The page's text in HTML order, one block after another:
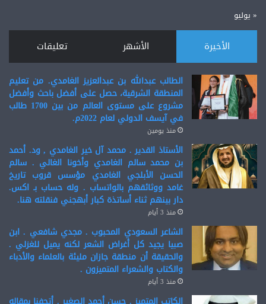
« يوليو
الأخيرة الأشهر تعليقات
الطالب عبدالله بن عبدالعزيز الغامدي. من تعليم
المنطقة الشرقية، حصل على أفضل باحث وأفضل
مشروع على مستوى العالم من بين 1700 طالب
في آيسف الدولي لعام 2022م.
منذ يومين
الأستاذ القدير . محمد آل خير الغامدي , ود. أحمد
بن محمد سالم الغامدي وأخونا الغالي . سالم
الحسن الأبلجي الغامدي مؤسس قروب تاريخ
غامد ووثائقهم بالواتساب . وله حساب بـ اكس.
دار بينهم ثناء أساتذة كبار أبهجني فنقلته هنا.
منذ 3 أيام
الشاعر السعودي المحبوب . مجدي شافعي . ابن
صبيا يجيد كل أغراض الشعر لكنه يميل للغزلي .
والحقيقة أن منطقة جازان مليئة بالعلماء والأدباء
والكتاب والشعراء المتميزون .
منذ 3 أيام